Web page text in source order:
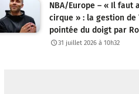
NBA/Europe – « Il faut
cirque » : la gestion de
pointée du doigt par
31 juillet 2026 à 10h32